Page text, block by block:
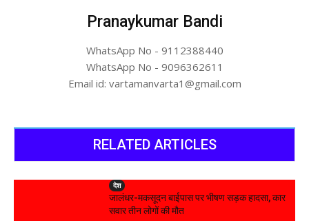
Pranaykumar Bandi
WhatsApp No - 9112388440
WhatsApp No - 9096362611
Email id: vartamanvarta1@gmail.com
RELATED ARTICLES
देश
जालंधर-मकसूदन बाईपास पर भीषण सड़क हादसा, कार
सवार तीन लोगों की मौत